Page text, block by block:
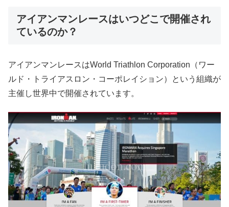
アイアンマンレースはいつどこで開催され
ているのか？
アイアンマンレースはWorld Triathlon Corporation（ワー
ルド・トライアスロン・コーポレイション）という組織が
主催し世界中で開催されています。